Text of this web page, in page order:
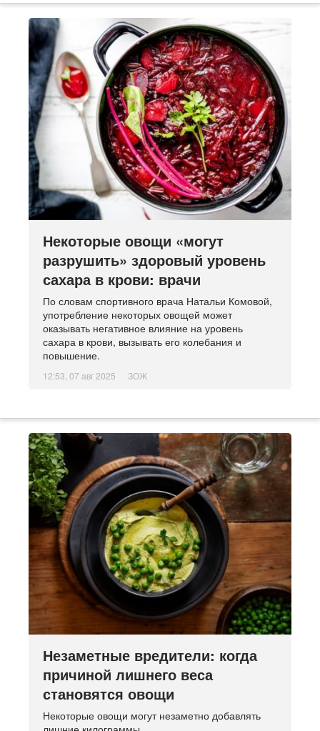
Некоторые овощи «могут
разрушить» здоровый уровень
сахара в крови: врачи
По словам спортивного врача Натальи Комовой,
употребление некоторых овощей может
оказывать негативное влияние на уровень
сахара в крови, вызывать его колебания и
повышение.
12:53, 07 авг 2025 ЗОЖ
Незаметные вредители: когда
причиной лишнего веса
становятся овощи
Некоторые овощи могут незаметно добавлять